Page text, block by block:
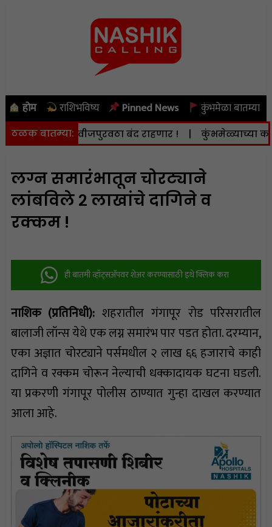
होम राशिभविष्य Pinned News कुंभमेळा बातम्या
ठळक बातम्या:
8 ऑगस्ट) वीजपुरवठा बंद राहणार ! | कुंभमेळ्याच्या कामात
लग्न समारंभातून चोरट्याने
लांबविले २ लाखांचे दागिने व
रक्कम !
ही बातमी व्हॉट्सअ‍ॅपवर शेअर करण्यासाठी इथे क्लिक करा
नाशिक (प्रतिनिधी): शहरातील गंगापूर रोड परिसरातील
बालाजी लॉन्स येथे एक लग्न समारंभ पार पडत होता. दरम्यान,
एका अज्ञात चोरट्याने पर्समधील २ लाख ६६ हजाराचे काही
दागिने व रक्कम चोरून नेल्याची धक्कादायक घटना घडली.
या प्रकरणी गंगापूर पोलीस ठाण्यात गुन्हा दाखल करण्यात
आला आहे.